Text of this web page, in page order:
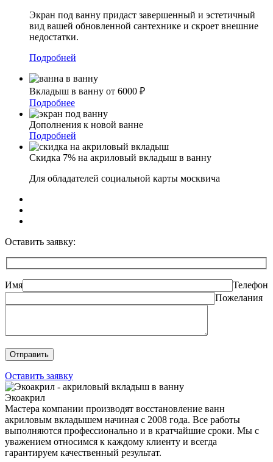
Экран под ванну придаст завершенный и эстетичный
вид вашей обновленной сантехнике и скроет внешние
недостатки.
Подробней
Вкладыш в ванну от 6000 ₽
Подробнее
Дополнения к новой ванне
Подробней
Скидка 7% на акриловый вкладыш в ванну
Для обладателей социальной карты москвича
Оставить заявку:
Имя
Телефон
Пожелания
Оставить заявку
Экоакрил
Мастера компании производят восстановление ванн
акриловым вкладышем начиная с 2008 года. Все работы
выполняются профессионально и в кратчайшие сроки. Мы с
уважением относимся к каждому клиенту и всегда
гарантируем качественный результат.